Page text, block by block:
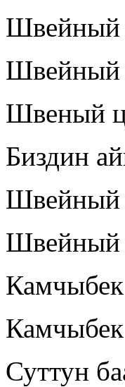
Швейный
Швейный
Швеный
Биздин
Швейный
Швейный
Суттун